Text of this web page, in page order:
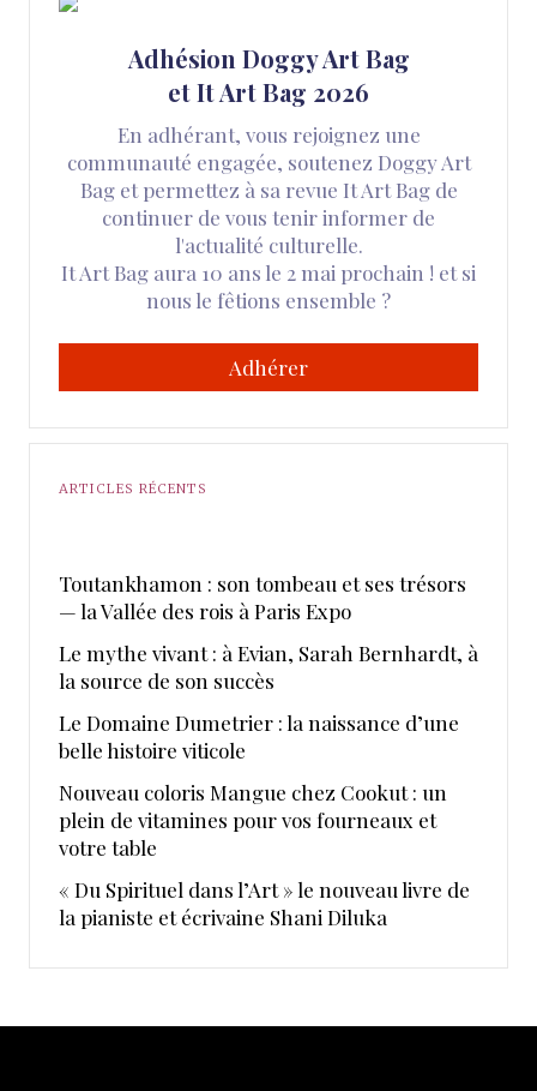
Adhésion Doggy Art Bag
et It Art Bag 2026
En adhérant, vous rejoignez une
communauté engagée, soutenez Doggy Art
Bag et permettez à sa revue It Art Bag de
continuer de vous tenir informer de
l'actualité culturelle.
It Art Bag aura 10 ans le 2 mai prochain ! et si
nous le fêtions ensemble ?
Adhérer
ARTICLES RÉCENTS
Toutankhamon : son tombeau et ses trésors
— la Vallée des rois à Paris Expo
Le mythe vivant : à Evian, Sarah Bernhardt, à
la source de son succès
Le Domaine Dumetrier : la naissance d’une
belle histoire viticole
Nouveau coloris Mangue chez Cookut : un
plein de vitamines pour vos fourneaux et
votre table
« Du Spirituel dans l’Art » le nouveau livre de
la pianiste et écrivaine Shani Diluka